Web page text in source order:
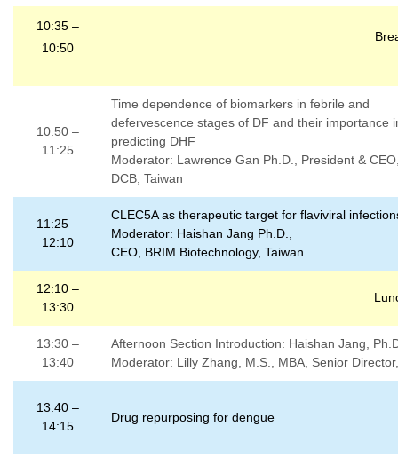
10:35 –
10:50
10:50 –
11:25
Time dependence of biomarkers in febrile and
defervescence stages of DF and their importance
predicting DHF
Moderator: Lawrence Gan Ph.D., President &
DCB, Taiwan
11:25 –
12:10
CLEC5A as therapeutic target for flaviviral
Moderator: Haishan Jang Ph.D.,
CEO, BRIM Biotechnology, Taiwan
12:10 –
13:30
13:30 –
13:40
Afternoon Section Introduction: Haishan Jang,
Moderator: Lilly Zhang, M.S., MBA, Senior
13:40 –
14:15
Drug repurposing for dengue